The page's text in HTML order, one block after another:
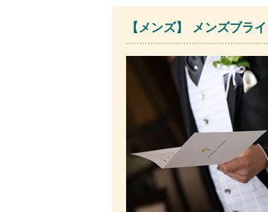
【メンズ】 メンズブラ